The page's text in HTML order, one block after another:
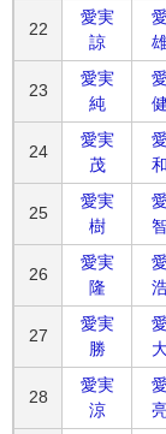
22
愛実
諒
23
愛実
純
24
愛実
茂
25
愛実
樹
26
愛実
隆
27
愛実
勝
28
愛実
涼